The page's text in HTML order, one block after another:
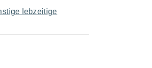
lebzeitige